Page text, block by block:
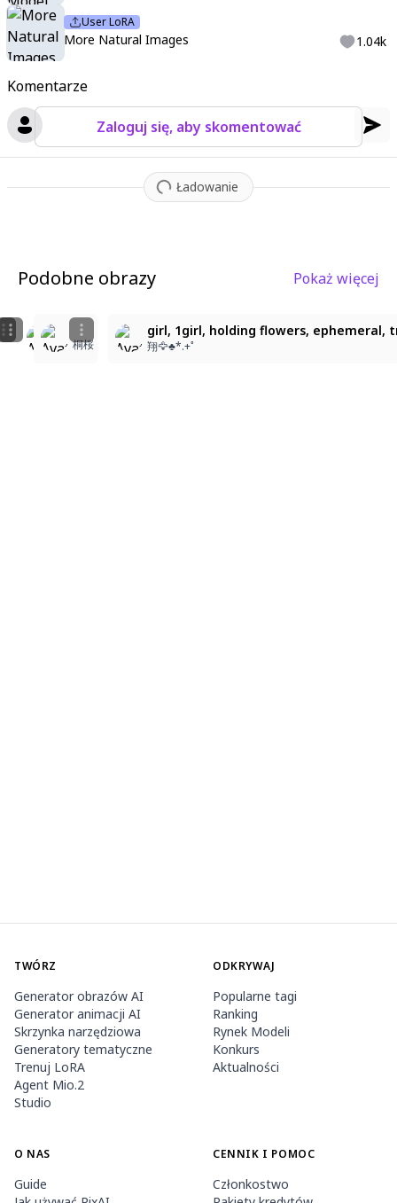
Komentarze
Zaloguj się, aby skomentować
Ładowanie
User LoRA
More Natural Images 1.04k
Podobne obrazy Pokaż więcej
girl, 1girl, holding flowers, ephemeral, transparent
翔🦅♣️*.+ﾟ
紫の花を持っているかわいい女の子
あーちゃん
桐桜
girl, 1girl, holding flowers, ephemeral,
翔🦅♣️*.+ﾟ
TWÓRZ
Generator obrazów AI
Generator animacji AI
Skrzynka narzędziowa
Generatory tematyczne
Trenuj LoRA
Agent Mio.2
Studio
ODKRYWAJ
Popularne tagi
Ranking
Rynek Modeli
Konkurs
Aktualności
O NAS
Guide
CENNIK I POMOC
Członkostwo